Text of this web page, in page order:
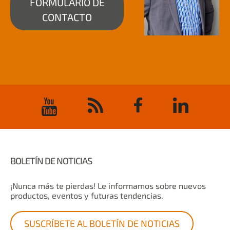
CONTACTO
BOLETÍN DE NOTICIAS
¡Nunca más te pierdas! Le informamos sobre nuevos
productos, eventos y futuras tendencias.
SUSCRÍBETE AL BOLETÍN DE NOTICIAS